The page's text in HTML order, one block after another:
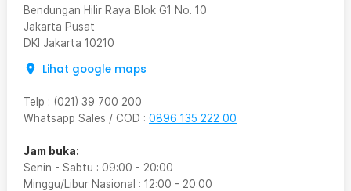
Bendungan Hilir Raya Blok G1 No. 10
Jakarta Pusat
DKI Jakarta 10210
Lihat google maps
Telp : (021) 39 700 200
Whatsapp Sales / COD : 0896 135 222 00
Jam buka:
Senin - Sabtu : 09:00 - 20:00
Minggu/Libur Nasional : 12:00 - 20:00